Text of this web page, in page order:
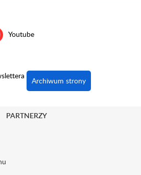
Youtube
Archiwum strony
PARTNERZY